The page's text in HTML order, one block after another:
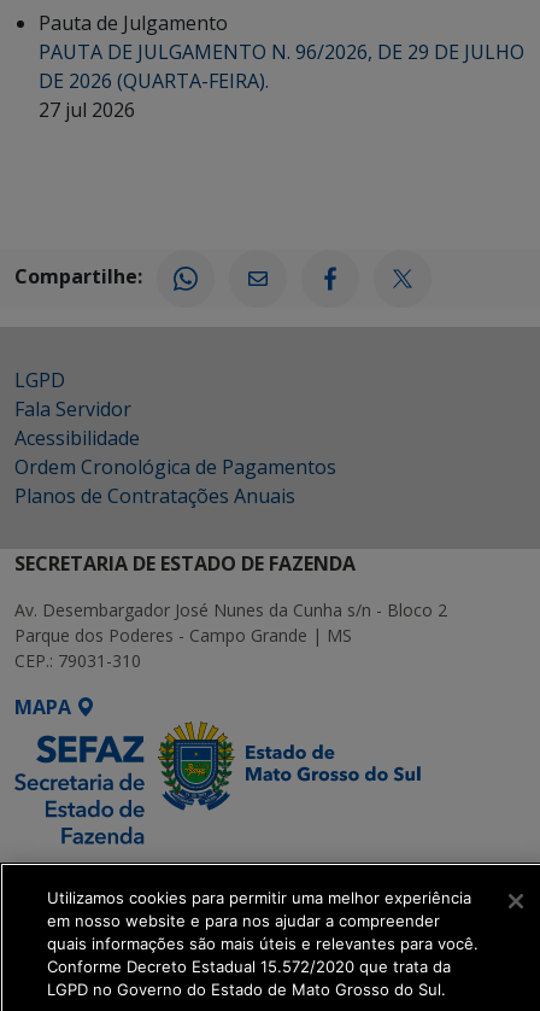
Pauta de Julgamento
PAUTA DE JULGAMENTO N. 96/2026, DE 29 DE JULHO
DE 2026 (QUARTA-FEIRA).
27 jul 2026
Compartilhe:
LGPD
Fala Servidor
Acessibilidade
Ordem Cronológica de Pagamentos
Planos de Contratações Anuais
SECRETARIA DE ESTADO DE FAZENDA
Av. Desembargador José Nunes da Cunha s/n - Bloco 2
Parque dos Poderes - Campo Grande | MS
CEP.: 79031-310
MAPA
SETDIG | Secretaria-
Executiva de
Transformação Digital
get_footer();
Utilizamos cookies para permitir uma melhor experiência
em nosso website e para nos ajudar a compreender
quais informações são mais úteis e relevantes para você.
Conforme Decreto Estadual 15.572/2020 que trata da
LGPD no Governo do Estado de Mato Grosso do Sul.